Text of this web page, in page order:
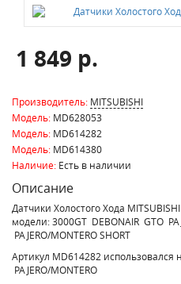
1 849 р.
Производитель: MITSUBISHI
Модель: MD628053
Модель: MD614282
Модель: MD614380
Наличие: Есть в наличии
Описание
Датчики Холостого Хода
модели: 3000GT DEBONAIR GTO
PAJERO/MONTERO SHORT
Артикул MD614282 использовался
PAJERO/MONTERO